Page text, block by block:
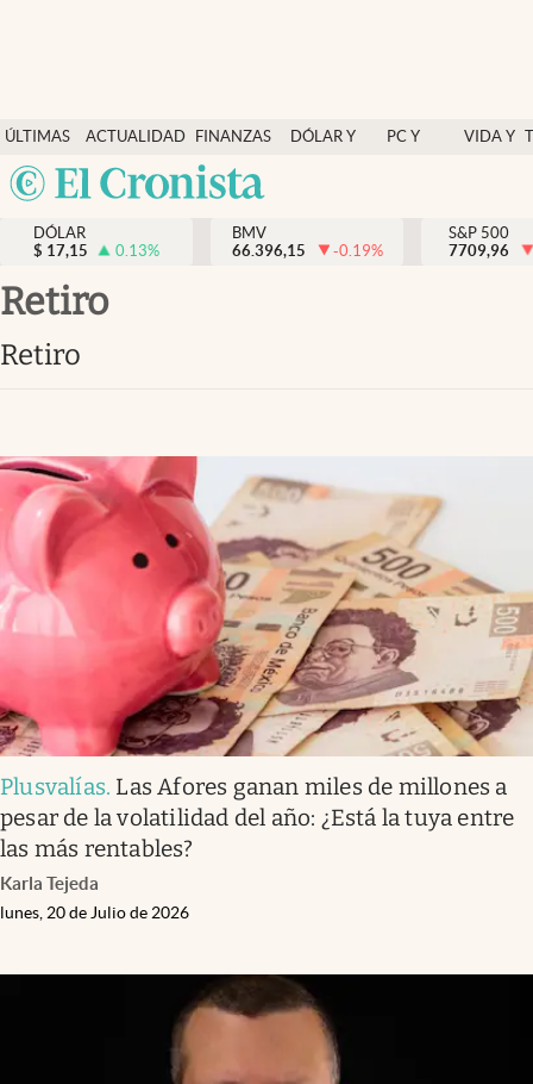
ÚLTIMAS
NOTICIAS
ACTUALIDAD
FINANZAS
Y
ECONOMÍA
DÓLAR Y
PC Y
VIDA Y
México
Actualidad
Finanzas y economía
Dólar y mercados
Opinión
Brand Strategy
Vida y estilo
Espiritualidad
Mediakit
abre en nueva pestaña
México
DÓLAR
$ 17,15 0.13%
BMV
66.396,15
-0.19%
S&P 500
7709,96
Retiro
Retiro
Plusvalías. Las Afores ganan miles de millones a
pesar de la volatilidad del año: ¿Está la tuya entre
las más rentables?
Karla Tejeda
lunes, 20 de Julio de 2026